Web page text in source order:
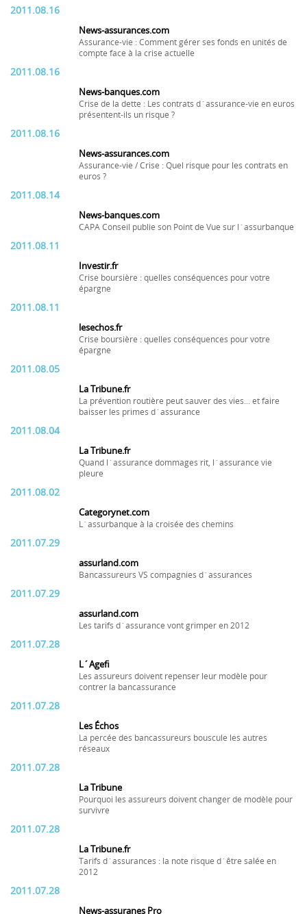
2011.08.16
News-assurances.com
Assurance-vie : Comment gérer ses fonds en unités de
compte face à la crise actuelle
2011.08.16
News-banques.com
Crise de la dette : Les contrats d´assurance-vie en euros
présentent-ils un risque ?
2011.08.16
News-assurances.com
Assurance-vie / Crise : Quel risque pour les contrats en
euros ?
2011.08.14
News-banques.com
CAPA Conseil publie son Point de Vue sur l´assurbanque
2011.08.11
Investir.fr
Crise boursière : quelles conséquences pour votre
épargne
2011.08.11
lesechos.fr
Crise boursière : quelles conséquences pour votre
épargne
2011.08.05
La Tribune.fr
La prévention routière peut sauver des vies... et faire
baisser les primes d´assurance
2011.08.04
La Tribune.fr
Quand l´assurance dommages rit, l´assurance vie
pleure
2011.08.02
Categorynet.com
L´assurbanque à la croisée des chemins
2011.07.29
assurland.com
Bancassureurs VS compagnies d´assurances
2011.07.29
assurland.com
Les tarifs d´assurance vont grimper en 2012
2011.07.28
L´Agefi
Les assureurs doivent repenser leur modèle pour
contrer la bancassurance
2011.07.28
Les Échos
La percée des bancassureurs bouscule les autres
réseaux
2011.07.28
La Tribune
Pourquoi les assureurs doivent changer de modèle pour
survivre
2011.07.28
La Tribune.fr
Tarifs d´assurances : la note risque d´être salée en
2012
2011.07.28
News-assuranes Pro